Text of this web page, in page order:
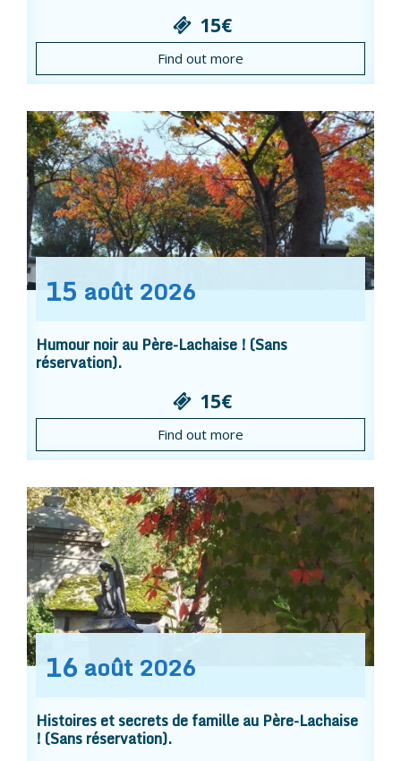
15€
Find out more
15 août 2026
Humour noir au Père-Lachaise ! (Sans
réservation).
15€
Find out more
16 août 2026
Histoires et secrets de famille au Père-Lachaise
! (Sans réservation).